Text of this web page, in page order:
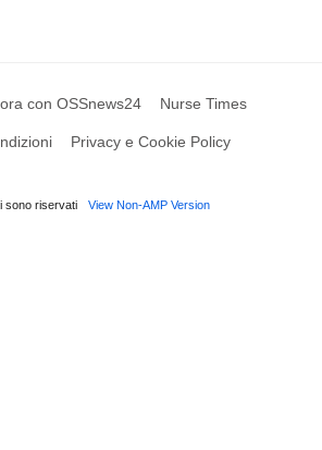
con OSSnews24 Nurse Times
Privacy e Cookie Policy
sono riservati View Non-AMP Version